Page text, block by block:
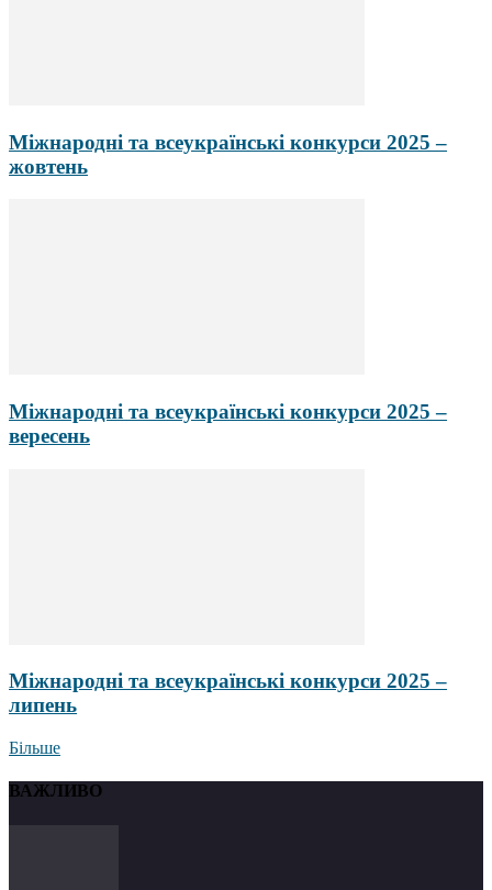
Міжнародні та всеукраїнські конкурси 2025 –
жовтень
Міжнародні та всеукраїнські конкурси 2025 –
вересень
Міжнародні та всеукраїнські конкурси 2025 –
липень
Більше
ВАЖЛИВО